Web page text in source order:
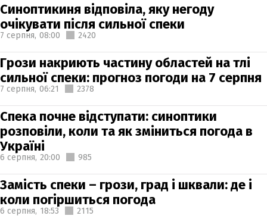
Синоптикиня відповіла, яку негоду
очікувати після сильної спеки
7 серпня, 08:00 2420
Грози накриють частину областей на тлі
сильної спеки: прогноз погоди на 7 серпня
7 серпня, 06:21 2378
Спека почне відступати: синоптики
розповіли, коли та як зміниться погода в
Україні
6 серпня, 20:00 985
Замість спеки – грози, град і шквали: де і
коли погіршиться погода
6 серпня, 18:53 2115